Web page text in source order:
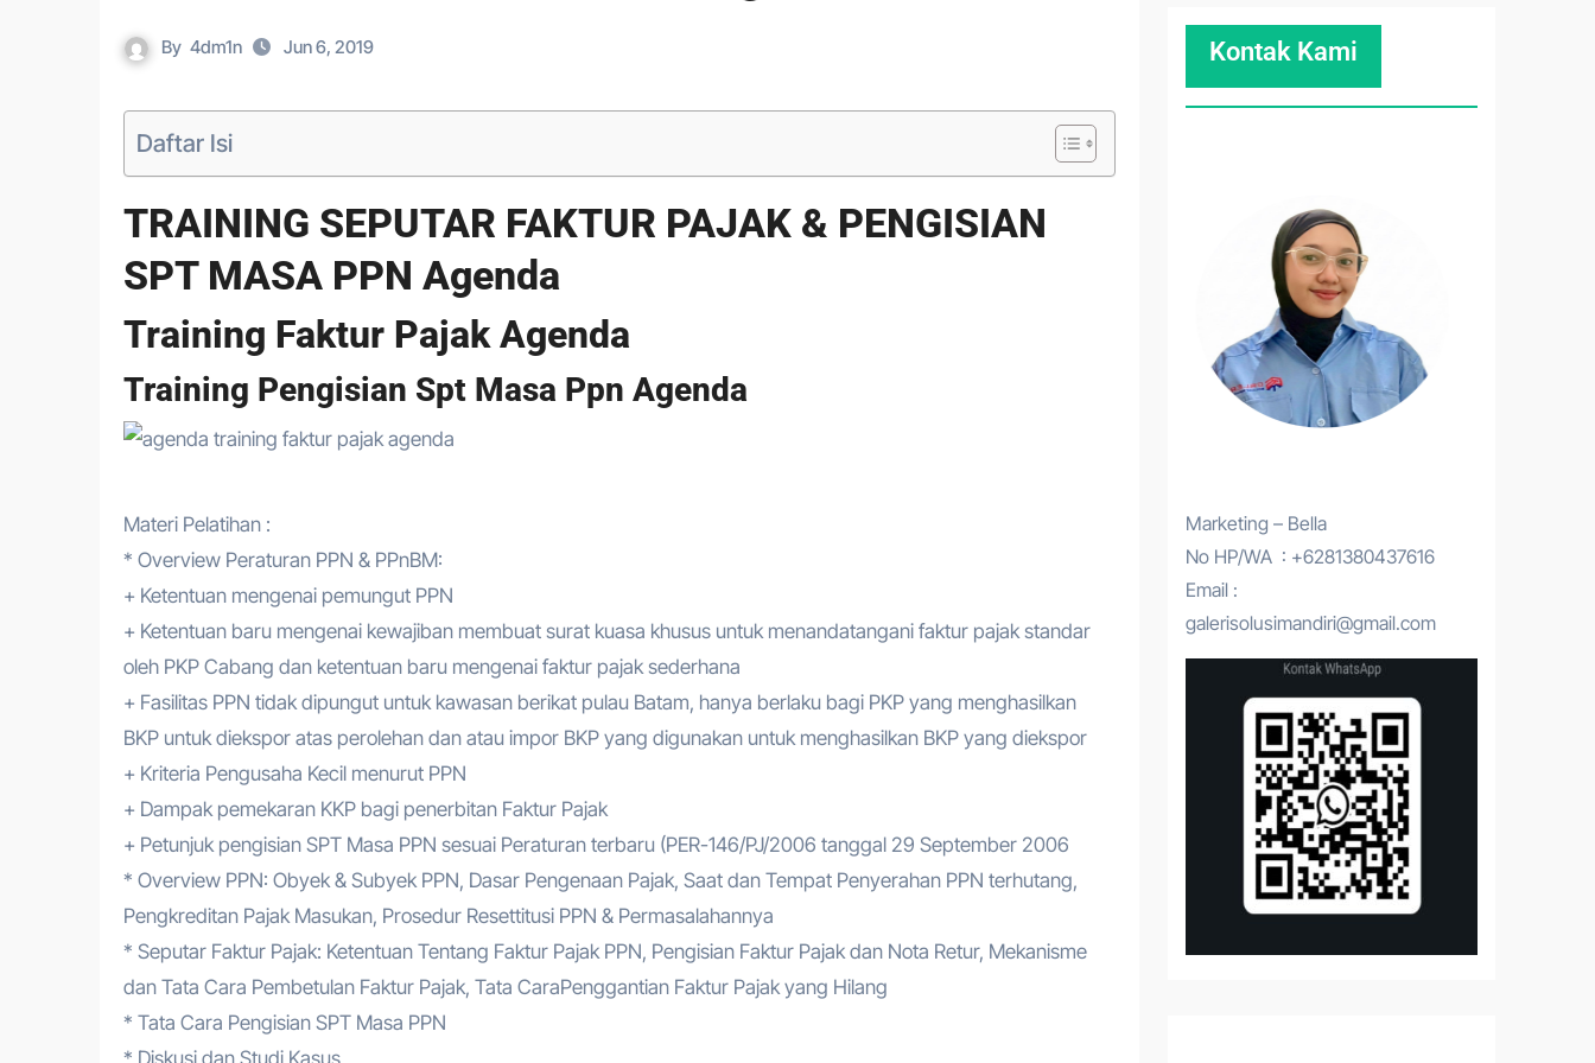
By 4dm1n Jun 6, 2019
Daftar Isi
TRAINING SEPUTAR FAKTUR PAJAK & PENGISIAN
SPT MASA PPN Agenda
Training Faktur Pajak Agenda
Training Pengisian Spt Masa Ppn Agenda
Materi Pelatihan :
* Overview Peraturan PPN & PPnBM:
+ Ketentuan mengenai pemungut PPN
+ Ketentuan baru mengenai kewajiban membuat surat kuasa khusus untuk menandatangani faktur pajak standar
oleh PKP Cabang dan ketentuan baru mengenai faktur pajak sederhana
+ Fasilitas PPN tidak dipungut untuk kawasan berikat pulau Batam, hanya berlaku bagi PKP yang menghasilkan
BKP untuk diekspor atas perolehan dan atau impor BKP yang digunakan untuk menghasilkan BKP yang diekspor
+ Kriteria Pengusaha Kecil menurut PPN
+ Dampak pemekaran KKP bagi penerbitan Faktur Pajak
+ Petunjuk pengisian SPT Masa PPN sesuai Peraturan terbaru (PER-146/PJ/2006 tanggal 29 September 2006
* Overview PPN: Obyek & Subyek PPN, Dasar Pengenaan Pajak, Saat dan Tempat Penyerahan PPN terhutang,
Pengkreditan Pajak Masukan, Prosedur Resettitusi PPN & Permasalahannya
* Seputar Faktur Pajak: Ketentuan Tentang Faktur Pajak PPN, Pengisian Faktur Pajak dan Nota Retur, Mekanisme
dan Tata Cara Pembetulan Faktur Pajak, Tata CaraPenggantian Faktur Pajak yang Hilang
* Tata Cara Pengisian SPT Masa PPN
* Diskusi dan Studi Kasus
Kontak Kami
Marketing – Bella
No HP/WA : +6281380437616
Email :
galerisolusimandiri@gmail.com